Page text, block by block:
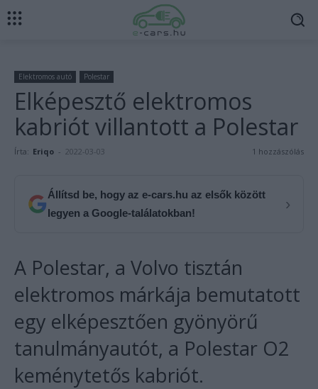
Elektromos autó Polestar
Elképesztő elektromos
kabriót villantott a Polestar
Írta: Eriqo - 2022-03-03 1 hozzászólás
Állítsd be, hogy az e-cars.hu az elsők között
legyen a Google-találatokban!
›
A Polestar, a Volvo tisztán
elektromos márkája bemutatott
egy elképesztően gyönyörű
tanulmányautót, a Polestar O2
keménytetős kabriót.